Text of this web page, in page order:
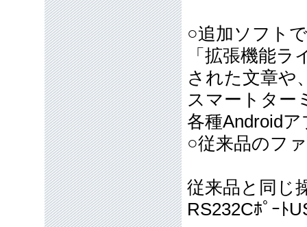
○追加ソフト
「拡張機能
された文章や
スマートター
各種Android
○従来品のフ
従来品と同じ
RS232Cﾎﾟｰﾄ